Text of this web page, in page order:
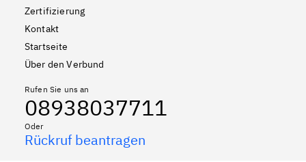
Zertifizierung
Kontakt
Startseite
Über den Verbund
Rufen Sie uns an
08938037711
Oder
Rückruf beantragen